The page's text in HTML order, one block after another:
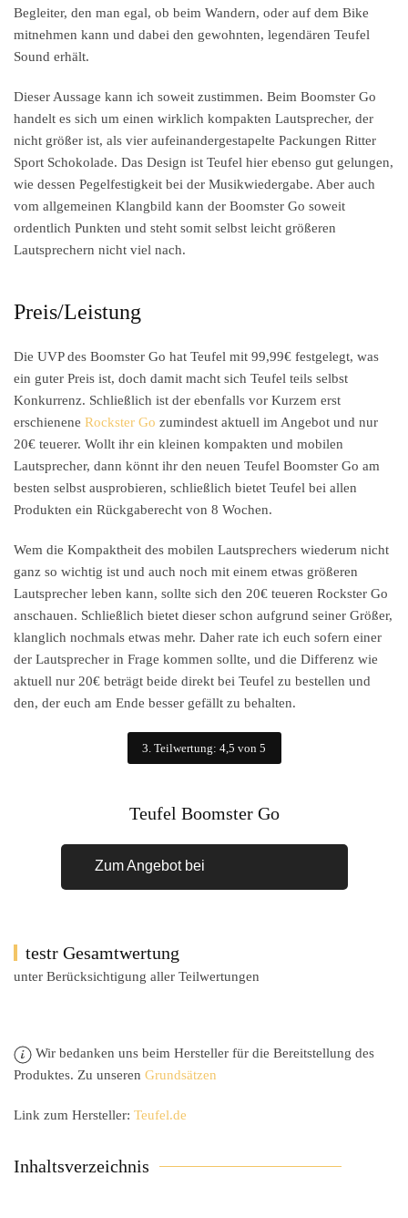
Begleiter, den man egal, ob beim Wandern, oder auf dem Bike
mitnehmen kann und dabei den gewohnten, legendären Teufel
Sound erhält.
Dieser Aussage kann ich soweit zustimmen. Beim Boomster Go
handelt es sich um einen wirklich kompakten Lautsprecher, der
nicht größer ist, als vier aufeinandergestapelte Packungen Ritter
Sport Schokolade. Das Design ist Teufel hier ebenso gut gelungen,
wie dessen Pegelfestigkeit bei der Musikwiedergabe. Aber auch
vom allgemeinen Klangbild kann der Boomster Go soweit
ordentlich Punkten und steht somit selbst leicht größeren
Lautsprechern nicht viel nach.
Preis/Leistung
Die UVP des Boomster Go hat Teufel mit 99,99€ festgelegt, was
ein guter Preis ist, doch damit macht sich Teufel teils selbst
Konkurrenz. Schließlich ist der ebenfalls vor Kurzem erst
erschienene Rockster Go zumindest aktuell im Angebot und nur
20€ teuerer. Wollt ihr ein kleinen kompakten und mobilen
Lautsprecher, dann könnt ihr den neuen Teufel Boomster Go am
besten selbst ausprobieren, schließlich bietet Teufel bei allen
Produkten ein Rückgaberecht von 8 Wochen.
Wem die Kompaktheit des mobilen Lautsprechers wiederum nicht
ganz so wichtig ist und auch noch mit einem etwas größeren
Lautsprecher leben kann, sollte sich den 20€ teueren Rockster Go
anschauen. Schließlich bietet dieser schon aufgrund seiner Größer,
klanglich nochmals etwas mehr. Daher rate ich euch sofern einer
der Lautsprecher in Frage kommen sollte, und die Differenz wie
aktuell nur 20€ beträgt beide direkt bei Teufel zu bestellen und
den, der euch am Ende besser gefällt zu behalten.
3. Teilwertung: 4,5 von 5
Teufel Boomster Go
Zum Angebot bei
testr Gesamtwertung
unter Berücksichtigung aller Teilwertungen
Wir bedanken uns beim Hersteller für die Bereitstellung des
Produktes. Zu unseren Grundsätzen
Link zum Hersteller: Teufel.de
Inhaltsverzeichnis